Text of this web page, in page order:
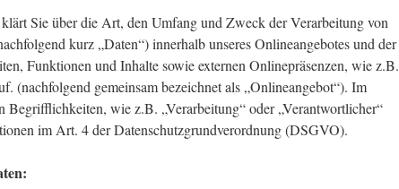
Sie über die Art, den Umfang und Zweck der Verarbeitung von
kurz „Daten“) innerhalb unseres Onlineangebotes und der
Funktionen und Inhalte sowie externen Onlinepräsenzen, wie z.B.
(nachfolgend gemeinsam bezeichnet als „Onlineangebot“). Im
Begrifflichkeiten, wie z.B. „Verarbeitung“ oder „Verantwortlicher“
im Art. 4 der Datenschutzgrundverordnung (DSGVO).